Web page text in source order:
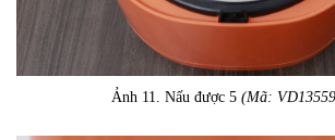
Ảnh 11. Nấu được 5 (Mã: